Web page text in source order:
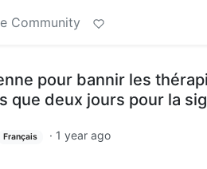
Community
pour bannir les
que deux jours pour la
Français · 1 year ago